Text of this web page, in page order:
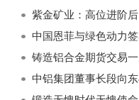
紫金矿业：高位进阶后
中国恩菲与绿色动力
铸造铝合金期货交易